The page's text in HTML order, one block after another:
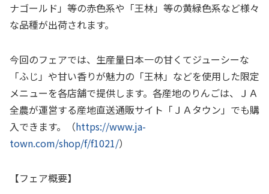
ナゴールド」等の赤色系や「王林」等の黄緑色系など様々
な品種が出荷されます。
今回のフェアでは、生産量日本一の甘くてジューシーな
「ふじ」や甘い香りが魅力の「王林」などを使用した限定
メニューを各店舗で提供します。各産地のりんごは、ＪＡ
全農が運営する産地直送通販サイト「ＪＡタウン」でも購
入できます。（https://www.ja-
town.com/shop/f/f1021/）
【フェア概要】